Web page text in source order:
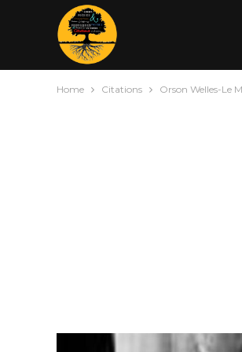
Home Citations Orson Welles-Le